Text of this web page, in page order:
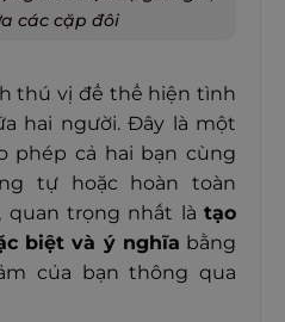
các cặp đôi
thú vị để thể hiện tình
hai người. Đây là một
phép cả hai bạn cùng
tự hoặc hoàn toàn
quan trọng nhất là tạo
biệt và ý nghĩa bằng
của bạn thông qua